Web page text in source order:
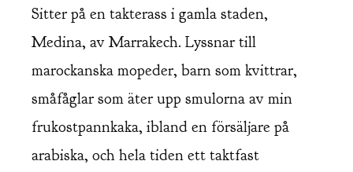
Sitter på en takterass i gamla staden,
Medina, av Marrakech. Lyssnar till
marockanska mopeder, barn som kvittrar,
småfåglar som äter upp smulorna av min
frukostpannkaka, ibland en försäljare på
arabiska, och hela tiden ett taktfast